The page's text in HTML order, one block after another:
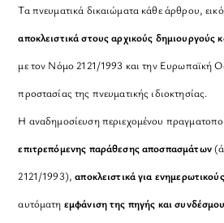
Τα πνευματικά δικαιώματα κάθε άρθρου,
αποκλειστικά στους αρχικούς δημιουργούς
με τον Νόμο 2121/1993 και την Ευρωπαϊκή
προστασίας της πνευματικής ιδιοκτησίας.
Η αναδημοσίευση περιεχομένου
επιτρεπόμενης παράθεσης αποσπασμάτων
2121/1993), αποκλειστικά για
αυτόματη εμφάνιση της πηγής και συνδέσμου